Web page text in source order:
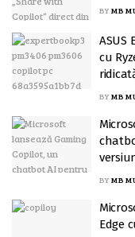
BY MB
ASUS
cu
BY MB
BY MB
Edge